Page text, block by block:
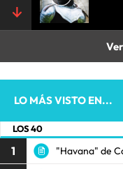
LO MÁS VISTO EN...
LOS 40
1 "Havana" de